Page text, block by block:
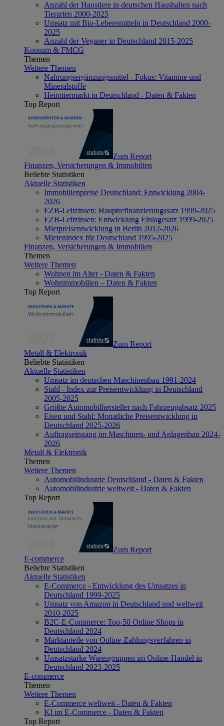
Anzahl der Haustiere in deutschen Haushalten nach
Tierarten 2000-2025
Umsatz mit Bio-Lebensmitteln in Deutschland 2000-
2025
Anzahl der Veganer in Deutschland 2015-2025
Konsum & FMCG
Themen
Weitere Themen
Nahrungsergänzungsmittel - Fokus: Vitamine und
Mineralstoffe
Heimtiermarkt in Deutschland - Daten & Fakten
Top Report
Zum Report
Finanzen, Versicherungen & Immobilien
Beliebte Statistiken
Aktuelle Statistiken
Immobilienpreise Deutschland: Entwicklung 2004-
2026
EZB-Leitzinsen: Hauptrefinanzierungssatz 1999-2025
EZB-Leitzinsen: Entwicklung Einlagesatz 1999-2025
Mietpreisentwicklung in Berlin 2012-2026
Mietenindex für Deutschland 1995-2025
Finanzen, Versicherungen & Immobilien
Themen
Weitere Themen
Wohnen im Alter - Daten & Fakten
Wohnimmobilien – Daten & Fakten
Top Report
Zum Report
Metall & Elektronik
Beliebte Statistiken
Aktuelle Statistiken
Umsatz im deutschen Maschinenbau 1991-2024
Stahl - Index zur Preisentwicklung in Deutschland
2005-2025
Größte Automobilhersteller nach Fahrzeugabsatz 2025
Eisen und Stahl: Monatliche Preisentwicklung in
Deutschland 2025-2026
Auftragseingang im Maschinen- und Anlagenbau 2024-
2026
Metall & Elektronik
Themen
Weitere Themen
Automobilindustrie Deutschland - Daten & Fakten
Automobilindustrie weltweit - Daten & Fakten
Top Report
Zum Report
E-commerce
Beliebte Statistiken
Aktuelle Statistiken
E-Commerce - Entwicklung des Umsatzes in
Deutschland 1999-2025
Umsatz von Amazon in Deutschland und weltweit
2010-2025
B2C-E-Commerce: Top-50 Online Shops in
Deutschland 2024
Marktanteile von Online-Zahlungsverfahren in
Deutschland 2024
Umsatzstarke Warengruppen im Online-Handel in
Deutschland 2023-2025
E-commerce
Themen
Weitere Themen
E-Commerce weltweit - Daten & Fakten
KI im E-Commerce - Daten & Fakten
Top Report